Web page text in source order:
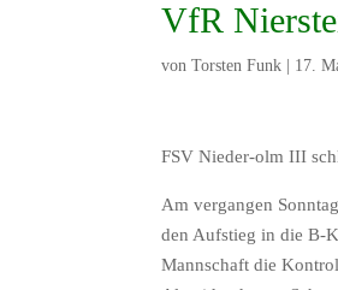
VfR
vonTorsten Funk 17.
FSV Nieder-olm III
Am vergangen
den Aufstieg in die B-
Mannschaft die